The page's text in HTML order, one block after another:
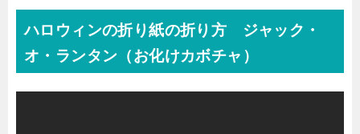
ハロウィンの折り紙の折り方 ジャック・
オ・ランタン（お化けカボチャ）